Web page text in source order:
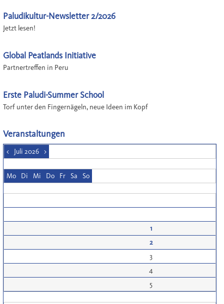
Paludikultur-Newsletter 2/2026
Jetzt lesen!
Global Peatlands Initiative
Partnertreffen in Peru
Erste Paludi-Summer School
Torf unter den Fingernägeln, neue Ideen im Kopf
Veranstaltungen
< Juli 2026 >
Mo Di Mi Do Fr Sa So
1
2
3
4
5